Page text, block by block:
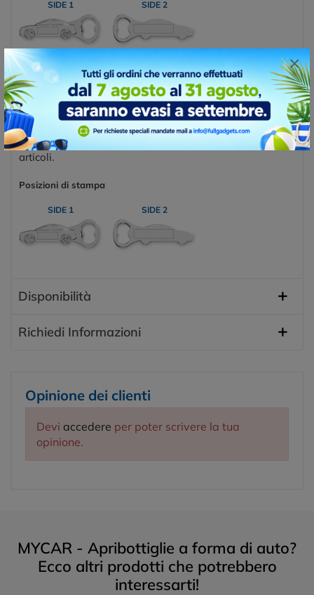
×
SIDE 1 SIDE 2
TAMPOGRAFIA
La tampografia è una tecnica di stampa che consente di
trasferire un'immagine o un design su superfici
tridimensionali o irregolari, come oggetti, giocattoli,
penne, tazze e molti altri materiali. Questa tecnica di
stampa è spesso utilizzata per prodotti promozionali,
personalizzazioni di oggetti e produzione di piccoli
articoli.
Posizioni di stampa
SIDE 1 SIDE 2
Disponibilità
Richiedi Informazioni
Opinione dei clienti
Devi accedere per poter scrivere la tua
opinione.
MYCAR - Apribottiglie a forma di auto?
Ecco altri prodotti che potrebbero
interessarti!